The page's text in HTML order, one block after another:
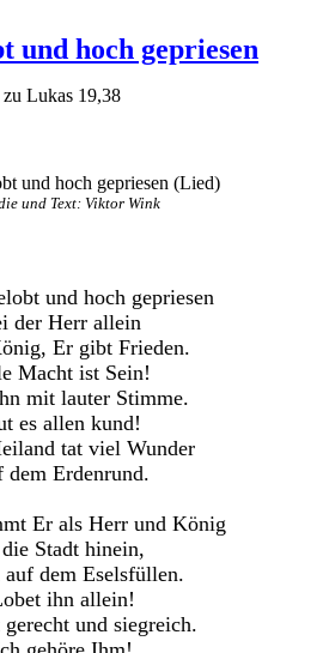
und hoch gepriesen
zu Lukas 19,38
und Text: Viktor Wink
und hoch gepriesen
der Herr allein
Er gibt Frieden.
Macht ist Sein!
mit lauter Stimme.
es allen kund!
tat viel Wunder
dem Erdenrund.
Er als Herr und König
Stadt hinein,
auf dem Eselsfüllen.
ihn allein!
gerecht und siegreich.